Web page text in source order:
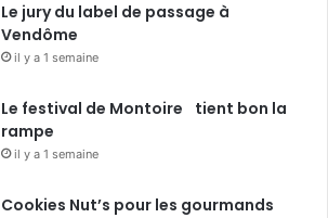
Le jury du label de passage à
Vendôme
il y a 1 semaine
Le festival de Montoire tient bon la
rampe
il y a 1 semaine
Cookies Nut’s pour les gourmands